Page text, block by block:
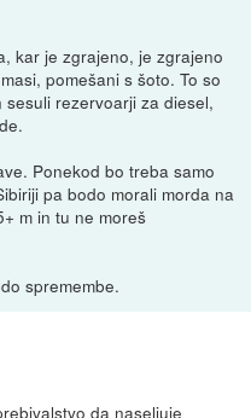
kar je zgrajeno, je zgrajeno
pomešani s šoto. To so
rezervoarji za diesel,
Ponekod bo treba samo
pa bodo morali morda na
m in tu ne moreš
spremembe.
da naseljuje